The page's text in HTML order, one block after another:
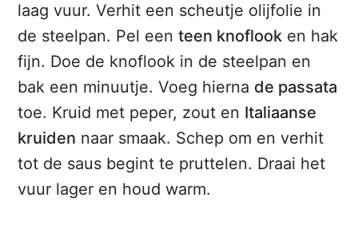
laag vuur. Verhit een scheutje olijfolie in
de steelpan. Pel eenteen knoflook en hak
fijn. Doe de knoflook in de steelpan en
bak een minuutje. Voeg hierna de passata
toe. Kruid met peper, zout en Italiaanse
kruiden naar smaak. Schep om en verhit
tot de saus begint te pruttelen. Draai het
vuur lager en houd warm.